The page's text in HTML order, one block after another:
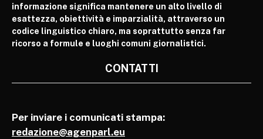
informazione significa mantenere un alto livello di
esattezza, obiettività e imparzialità, attraverso un
codice linguistico chiaro, ma soprattutto senza far
ricorso a formule e luoghi comuni giornalistici.
CONTATTI
Per inviare i comunicati stampa:
redazione@agenparl.eu